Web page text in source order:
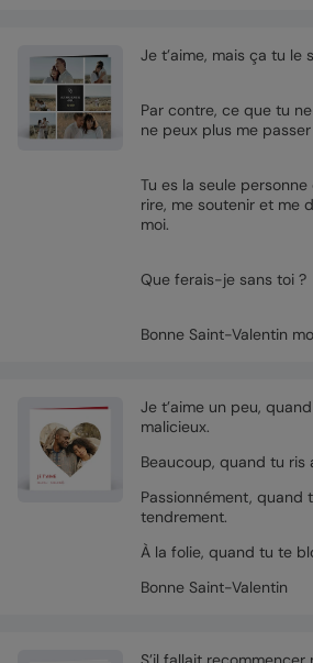
Je t’aime, mais ça tu le
Par contre, ce que tu
ne peux plus me
Tu es la seule
rire, me soutenir et me
moi.
Que ferais-je sans toi ?
Bonne Saint-Valentin
Je t’aime un peu,
malicieux.
Beaucoup, quand tu ris
Passionnément, quand
tendrement.
À la folie, quand tu te
Bonne Saint-Valentin